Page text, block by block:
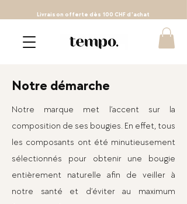
Livraison offerte dès 100 CHF d'achat
Notre démarche
Notre marque met l’accent sur la
composition de ses bougies. En effet, tous
les composants ont été minutieusement
sélectionnés pour obtenir une bougie
entièrement naturelle afin de veiller à
notre santé et d’éviter au maximum